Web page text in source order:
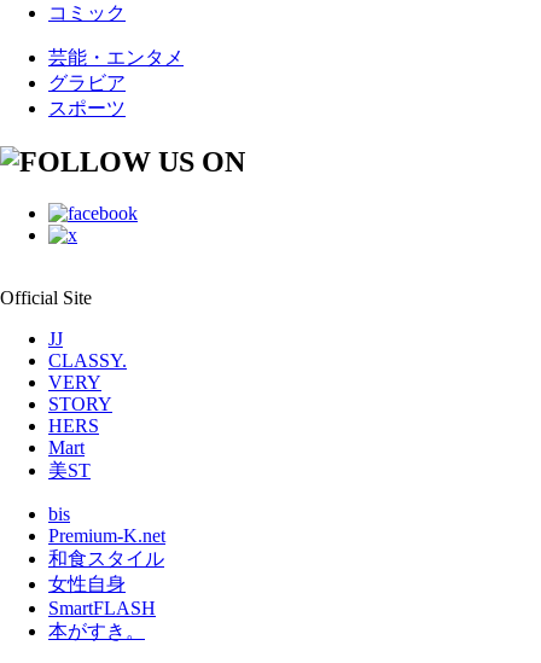
コミック
芸能・エンタメ
グラビア
スポーツ
Official Site
JJ
CLASSY.
VERY
STORY
HERS
Mart
美ST
bis
Premium-K.net
和食スタイル
女性自身
SmartFLASH
本がすき。